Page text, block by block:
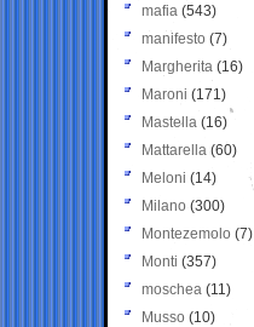
mafia (543)
manifesto (7)
Margherita (16)
Maroni (171)
Mastella (16)
Mattarella (60)
Meloni (14)
Milano (300)
Montezemolo (7)
Monti (357)
moschea (11)
Musso (10)